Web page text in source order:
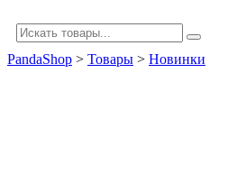
PandaShop > Товары > Новинки